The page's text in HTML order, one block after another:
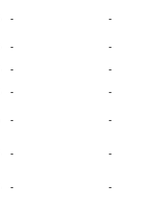
- -
- -
- -
- -
- -
- -
- -